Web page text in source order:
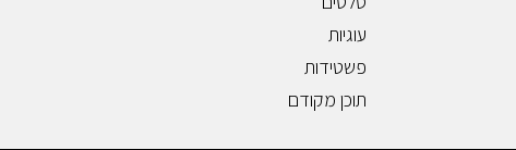
עוגיות
פשטידות
תוכן מקודם